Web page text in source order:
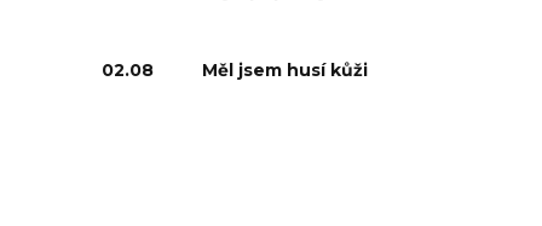
02.08 Měl jsem husí kůži